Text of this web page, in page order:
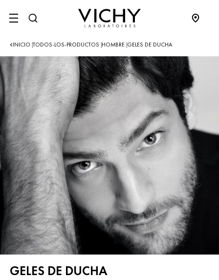
SITE MENU
INICIO TODOS-LOS-PRODUCTOS HOMBRE GELES DE DUCHA
GELES DE DUCHA